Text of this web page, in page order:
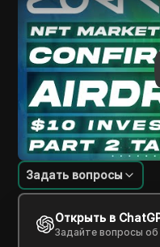
Введение в
Задать вопросы
Открыть в
Задайте вопросы
В этом видео Харша из
новую возможность